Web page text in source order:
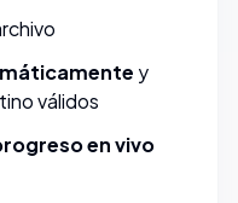
y
válidos
en vivo